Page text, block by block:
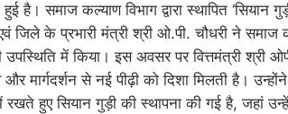
है। समाज कल्याण विभाग द्वारा स्थापित ‘सियान
एवं जिले के प्रभारी मंत्री श्री ओ.पी. चौधरी ने समाज
उपस्थिति में किया। इस अवसर पर वित्तमंत्री श्री
मार्गदर्शन से नई पीढ़ी को दिशा मिलती है।
रखते हुए सियान गुड़ी की स्थापना की गई है, जहां